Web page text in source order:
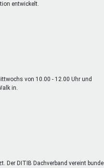
entwickelt.
von 10.00 - 12.00 Uhr und
in.
Der DITIB Dachverband vereint